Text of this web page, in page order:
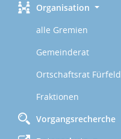
Organisation
alle Gremien
Gemeinderat
Ortschaftsrat Fürfeld
Fraktionen
Vorgangsrecherche